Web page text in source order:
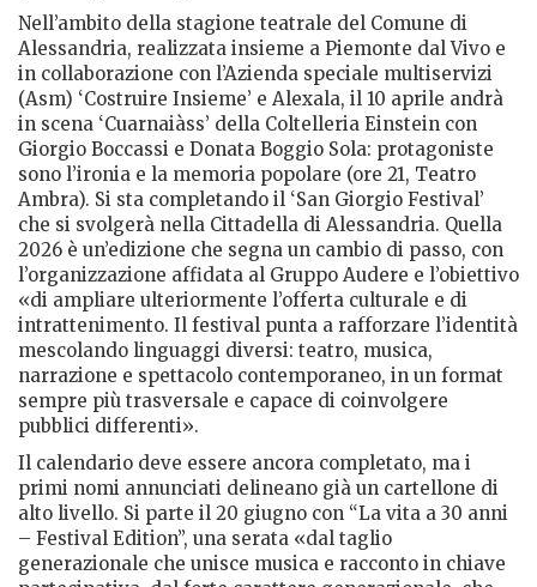
Nell’ambito della stagione teatrale del Comune di
Alessandria, realizzata insieme a Piemonte dal Vivo e
in collaborazione con l’Azienda speciale multiservizi
(Asm) ‘Costruire Insieme’ e Alexala, il 10 aprile andrà
in scena ‘Cuarnaiàss’ della Coltelleria Einstein con
Giorgio Boccassi e Donata Boggio Sola: protagoniste
sono l’ironia e la memoria popolare (ore 21, Teatro
Ambra). Si sta completando il ‘San Giorgio Festival’
che si svolgerà nella Cittadella di Alessandria. Quella
2026 è un’edizione che segna un cambio di passo, con
l’organizzazione affidata al Gruppo Audere e l’obiettivo
«di ampliare ulteriormente l’offerta culturale e di
intrattenimento. Il festival punta a rafforzare l’identità
mescolando linguaggi diversi: teatro, musica,
narrazione e spettacolo contemporaneo, in un format
sempre più trasversale e capace di coinvolgere
pubblici differenti».
Il calendario deve essere ancora completato, ma i
primi nomi annunciati delineano già un cartellone di
alto livello. Si parte il 20 giugno con “La vita a 30 anni
– Festival Edition”, una serata «dal taglio
generazionale che unisce musica e racconto in chiave